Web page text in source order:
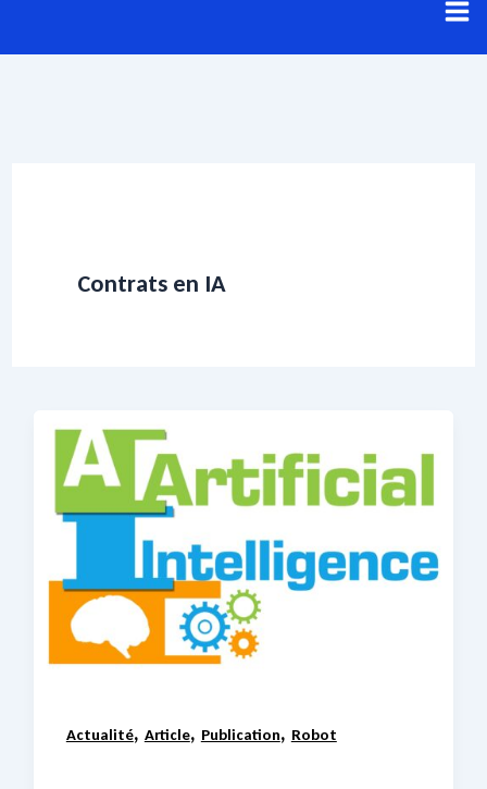
au
Contrats en IA
Actualité, Article, Publication, Robot